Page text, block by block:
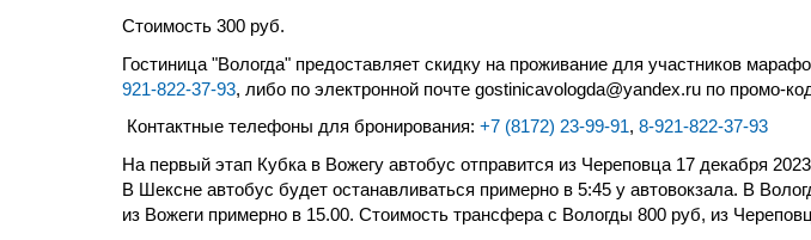
Стоимость 300 руб.
Гостиница "Вологда" предоставляет скидку на проживание для участников
921-822-37-93, либо по электронной почте gostinicavologda@yandex.ru по промо-
Контактные телефоны для бронирования: +7 (8172) 23-99-91, 8-921-822-37-93
На первый этап Кубка в Вожегу автобус отправится из Череповца 17 декабря
В Шексне автобус будет останавливаться примерно в 5:45 у автовокзала. В
из Вожеги примерно в 15.00. Стоимость трансфера с Вологды 800 руб, из